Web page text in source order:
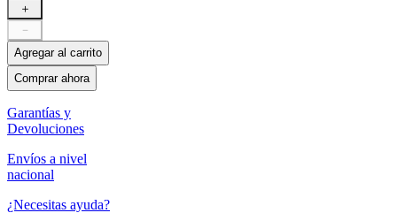
＋
－
Agregar al carrito
Comprar ahora
Garantías y
Devoluciones
Envíos a nivel
nacional
¿Necesitas ayuda?